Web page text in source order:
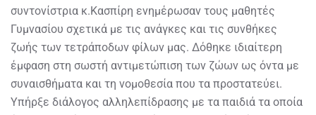
συντονίστρια κ.Κασπίρη ενημέρωσαν τους μαθητές
Γυμνασίου σχετικά με τις ανάγκες και τις συνθήκες
ζωής των τετράποδων φίλων μας. Δόθηκε ιδιαίτερη
έμφαση στη σωστή αντιμετώπιση των ζώων ως όντα με
συναισθήματα και τη νομοθεσία που τα προστατεύει.
Υπήρξε διάλογος αλληλεπίδρασης με τα παιδιά τα οποία